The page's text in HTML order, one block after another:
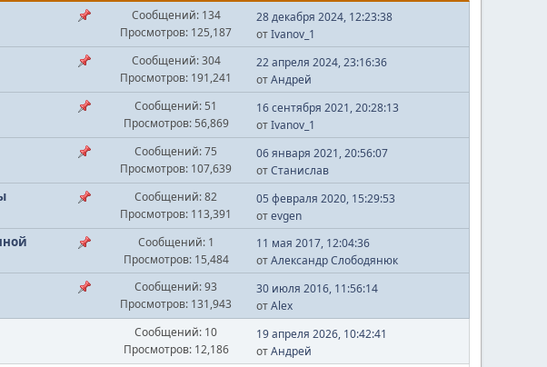
Сообщений: 134
Просмотров: 125,187
28 декабря 2024, 12:23:38
отIvanov_1
Сообщений: 304
Просмотров: 191,241
22 апреля 2024, 23:16:36
отАндрей
Сообщений: 51
Просмотров: 56,869
16 сентября 2021, 20:28:13
отIvanov_1
Сообщений: 75
Просмотров: 107,639
06 января 2021, 20:56:07
отСтанислав
Сообщений: 82
Просмотров: 113,391
05 февраля 2020, 15:29:53
отevgen
Сообщений: 1
Просмотров: 15,484
11 мая 2017, 12:04:36
отАлександр Слободянюк
Сообщений: 93
Просмотров: 131,943
30 июля 2016, 11:56:14
отAlex
Сообщений: 10
Просмотров: 12,186
19 апреля 2026, 10:42:41
отАндрей